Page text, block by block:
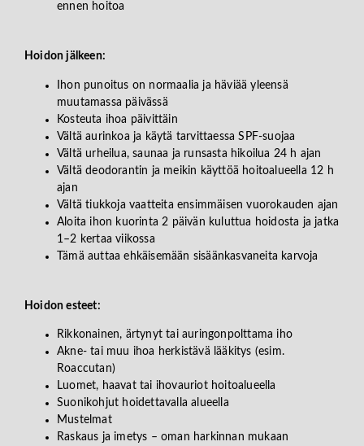
ennen hoitoa
Hoidon jälkeen:
Ihon punoitus on normaalia ja häviää yleensä
muutamassa päivässä
Kosteuta ihoa päivittäin
Vältä aurinkoa ja käytä tarvittaessa SPF-suojaa
Vältä urheilua, saunaa ja runsasta hikoilua 24 h ajan
Vältä deodorantin ja meikin käyttöä hoitoalueella 12 h
ajan
Vältä tiukkoja vaatteita ensimmäisen vuorokauden ajan
Aloita ihon kuorinta 2 päivän kuluttua hoidosta ja jatka
1–2 kertaa viikossa
Tämä auttaa ehkäisemään sisäänkasvaneita karvoja
Hoidon esteet:
Rikkonainen, ärtynyt tai auringonpolttama iho
Akne- tai muu ihoa herkistävä lääkitys (esim.
Roaccutan)
Luomet, haavat tai ihovauriot hoitoalueella
Suonikohjut hoidettavalla alueella
Mustelmat
Raskaus ja imetys – oman harkinnan mukaan